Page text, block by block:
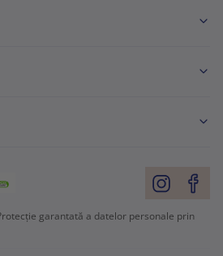
garantată a datelor personale prin